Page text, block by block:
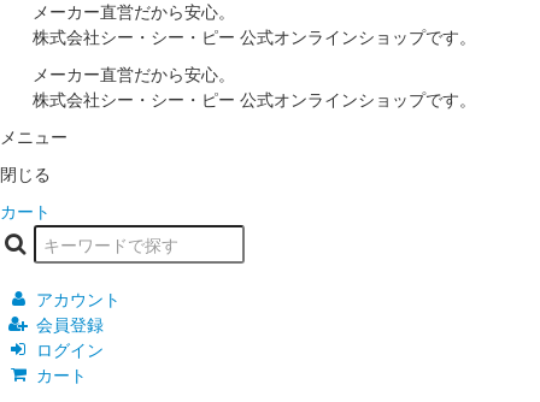
メーカー直営だから安心。
株式会社シー・シー・ピー 公式オンラインショップです。
メーカー直営だから安心。
株式会社シー・シー・ピー 公式オンラインショップです。
メニュー
閉じる
カート
アカウント
会員登録
ログイン
カート